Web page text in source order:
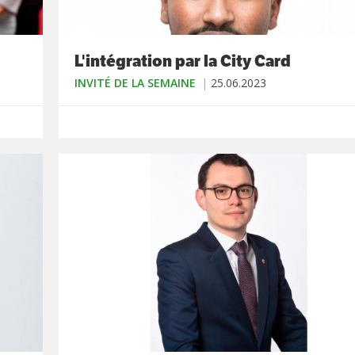
L'intégration par la City Card
INVITÉ DE LA SEMAINE 25.06.2023